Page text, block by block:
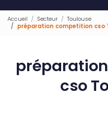
Accueil Secteur
Toulouse
préparation competition cso
cso